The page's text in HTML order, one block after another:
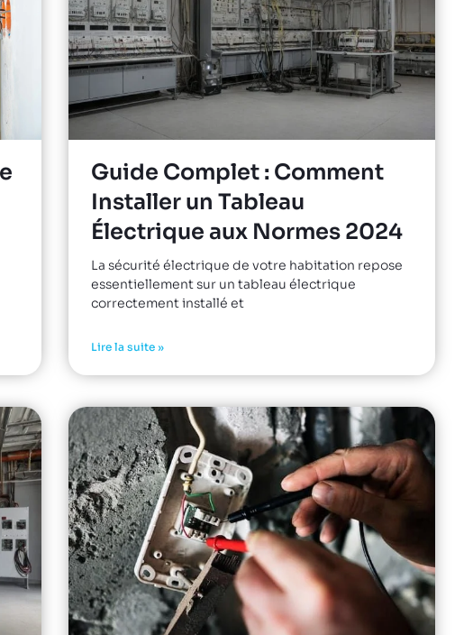
Guide Complet : Comment
Installer un Tableau
Électrique aux Normes 2024
La sécurité électrique de votre habitation repose
essentiellement sur un tableau électrique
correctement installé et
Lire la suite »